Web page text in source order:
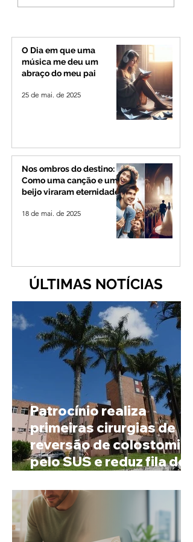
de vento e calor
Alto Paranaíba
O Dia em que uma
música me deu um
abraço do meu pai
25 de mai. de 2025
Nos ombros do destino:
Como uma canção e um
beijo viraram eternidade
18 de mai. de 2025
ÚLTIMAS NOTÍCIAS
Patrocínio realiza
primeiras cirurgias de
reversão de colostomia
pelo SUS e reduz fila de